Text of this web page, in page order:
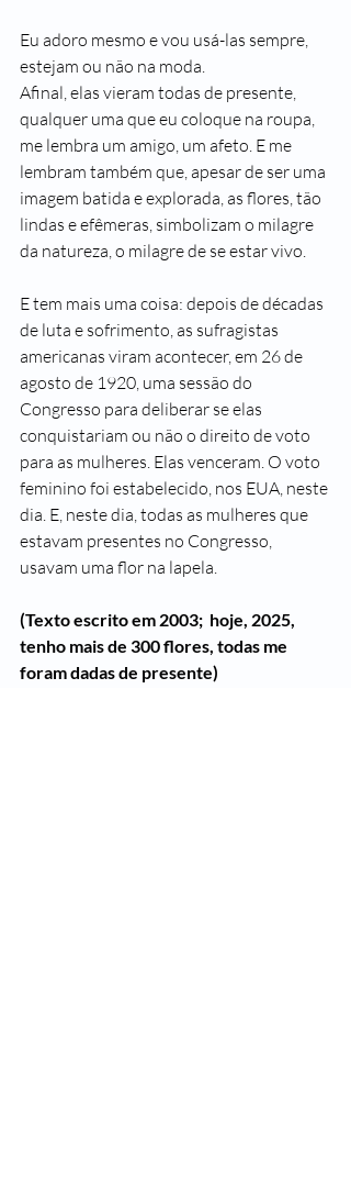
Eu adoro mesmo e vou usá-las sempre,
estejam ou não na moda.
Afinal, elas vieram todas de presente,
qualquer uma que eu coloque na roupa,
me lembra um amigo, um afeto. E me
lembram também que, apesar de ser uma
imagem batida e explorada, as flores, tão
lindas e efêmeras, simbolizam o milagre
da natureza, o milagre de se estar vivo.
E tem mais uma coisa: depois de décadas
de luta e sofrimento, as sufragistas
americanas viram acontecer, em 26 de
agosto de 1920, uma sessão do
Congresso para deliberar se elas
conquistariam ou não o direito de voto
para as mulheres. Elas venceram. O voto
feminino foi estabelecido, nos EUA, neste
dia. E, neste dia, todas as mulheres que
estavam presentes no Congresso,
usavam uma flor na lapela.
(Texto escrito em 2003;  hoje, 2025,
tenho mais de 300 flores, todas me
foram dadas de presente)